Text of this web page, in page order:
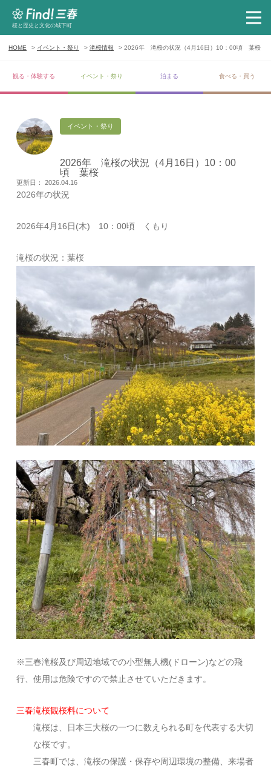
桜と歴史と文化の城下町
HOME イベント・祭り 滝桜情報 2026年 滝桜の状況（4月16日）10：00頃 葉桜
観る・体験する イベント・祭り 泊まる 食べる・買う
イベント・祭り
2026年 滝桜の状況（4月16日）10：00
頃 葉桜
更新日： 2026.04.16
2026年の状況
2026年4月16日(木) 10：00頃 くもり
滝桜の状況：葉桜
※三春滝桜及び周辺地域での小型無人機(ドローン)などの飛
行、使用は危険ですので禁止させていただきます。
三春滝桜観桜料について
滝桜は、日本三大桜の一つに数えられる町を代表する大切
な桜です。
三春町では、滝桜の保護・保存や周辺環境の整備、来場者